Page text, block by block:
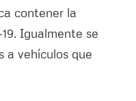
contener la
Igualmente se
a vehículos que